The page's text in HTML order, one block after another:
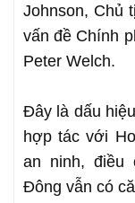
Johnson, Chủ
vấn đề Chính
Peter Welch.
Đây là dấu
hợp tác với
an ninh, điều
Đông vẫn có